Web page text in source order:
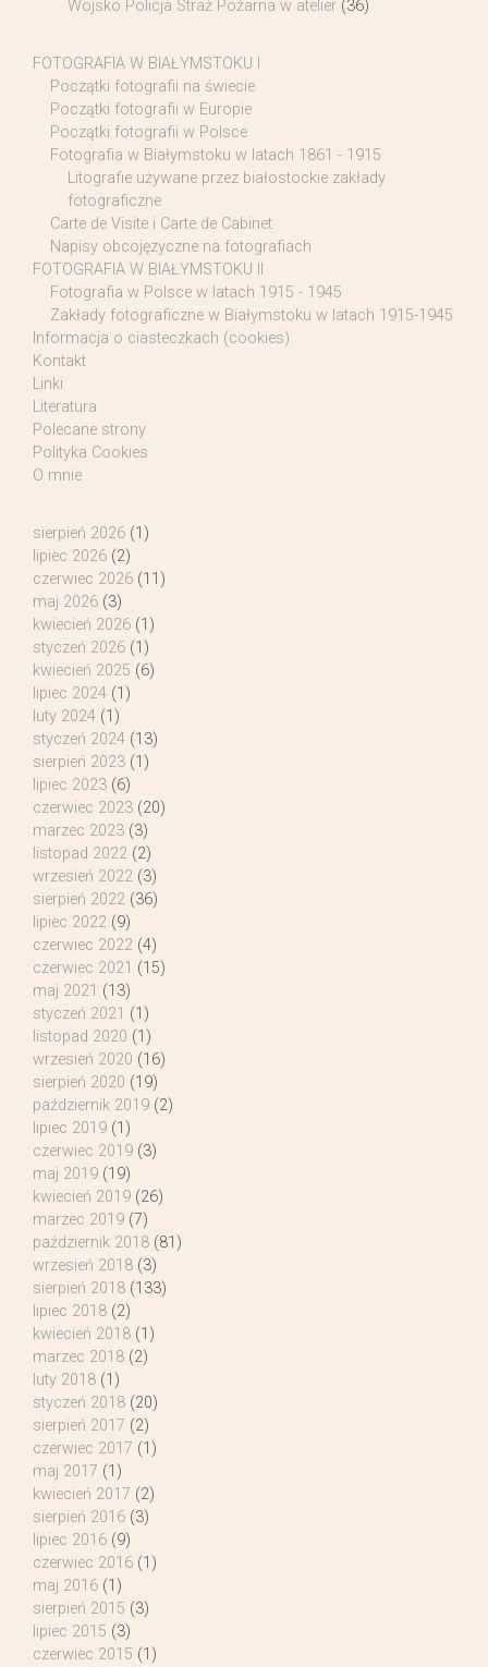
Wojsko Policja Straż Pożarna w atelier (36)
FOTOGRAFIA W BIAŁYMSTOKU I
Początki fotografii na świecie
Początki fotografii w Europie
Początki fotografii w Polsce
Fotografia w Białymstoku w latach 1861 - 1915
Litografie używane przez białostockie zakłady
fotograficzne
Carte de Visite i Carte de Cabinet
Napisy obcojęzyczne na fotografiach
FOTOGRAFIA W BIAŁYMSTOKU II
Fotografia w Polsce w latach 1915 - 1945
Zakłady fotograficzne w Białymstoku w latach 1915-1945
Informacja o ciasteczkach (cookies)
Kontakt
Linki
Literatura
Polecane strony
Polityka Cookies
O mnie
sierpień 2026 (1)
lipiec 2026 (2)
czerwiec 2026 (11)
maj 2026 (3)
kwiecień 2026 (1)
styczeń 2026 (1)
kwiecień 2025 (6)
lipiec 2024 (1)
luty 2024 (1)
styczeń 2024 (13)
sierpień 2023 (1)
lipiec 2023 (6)
czerwiec 2023 (20)
marzec 2023 (3)
listopad 2022 (2)
wrzesień 2022 (3)
sierpień 2022 (36)
lipiec 2022 (9)
czerwiec 2022 (4)
czerwiec 2021 (15)
maj 2021 (13)
styczeń 2021 (1)
listopad 2020 (1)
wrzesień 2020 (16)
sierpień 2020 (19)
październik 2019 (2)
lipiec 2019 (1)
czerwiec 2019 (3)
maj 2019 (19)
kwiecień 2019 (26)
marzec 2019 (7)
październik 2018 (81)
wrzesień 2018 (3)
sierpień 2018 (133)
lipiec 2018 (2)
kwiecień 2018 (1)
marzec 2018 (2)
luty 2018 (1)
styczeń 2018 (20)
sierpień 2017 (2)
czerwiec 2017 (1)
maj 2017 (1)
kwiecień 2017 (2)
sierpień 2016 (3)
lipiec 2016 (9)
czerwiec 2016 (1)
maj 2016 (1)
sierpień 2015 (3)
lipiec 2015 (3)
czerwiec 2015 (1)